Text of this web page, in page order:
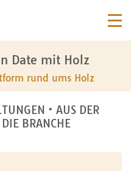
Date mit Holz
rund ums Holz
• AUS DER
BRANCHE